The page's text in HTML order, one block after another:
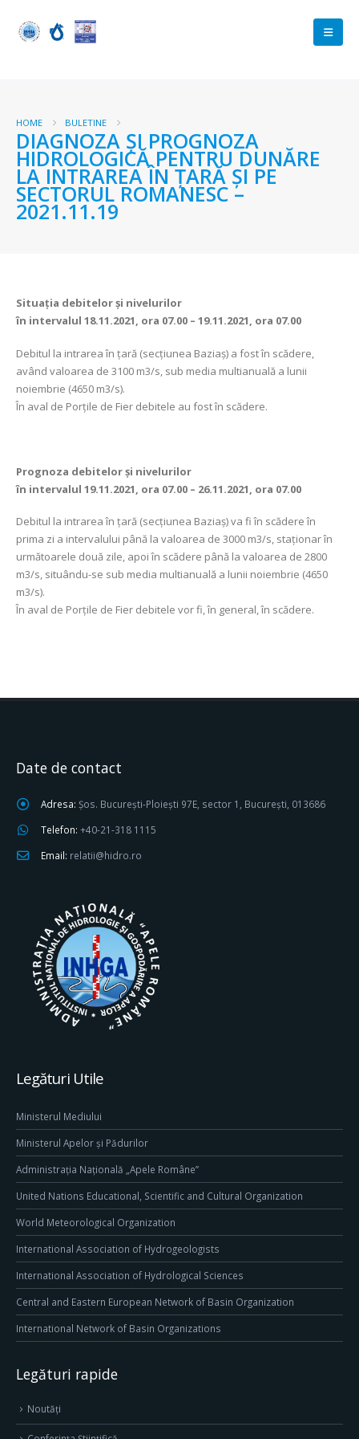
HOME BULETINE
DIAGNOZA ŞI PROGNOZA
HIDROLOGICĂ PENTRU DUNĂRE
LA INTRAREA ÎN ŢARĂ ŞI PE
SECTORUL ROMANESC –
2021.11.19
Situaţia debitelor şi nivelurilor
în intervalul 18.11.2021, ora 07.00 – 19.11.2021, ora 07.00
Debitul la intrarea în ţară (secţiunea Baziaş) a fost în scădere,
având valoarea de 3100 m3/s, sub media multianuală a lunii
noiembrie (4650 m3/s).
În aval de Porţile de Fier debitele au fost în scădere.
Prognoza debitelor şi nivelurilor
în intervalul 19.11.2021, ora 07.00 – 26.11.2021, ora 07.00
Debitul la intrarea în ţară (secţiunea Baziaş) va fi în scădere în
prima zi a intervalului până la valoarea de 3000 m3/s, staționar în
următoarele două zile, apoi în scădere până la valoarea de 2800
m3/s, situându-se sub media multianuală a lunii noiembrie (4650
m3/s).
În aval de Porţile de Fier debitele vor fi, în general, în scădere.
Date de contact
Adresa: Șos. București-Ploiești 97E, sector 1, București, 013686
Telefon: +40-21-318 1115
Email: relatii@hidro.ro
Legături Utile
Ministerul Mediului
Ministerul Apelor și Pădurilor
Administrația Națională „Apele Române”
United Nations Educational, Scientific and Cultural Organization
World Meteorological Organization
International Association of Hydrogeologists
International Association of Hydrological Sciences
Central and Eastern European Network of Basin Organization
International Network of Basin Organizations
Legături rapide
Noutăți